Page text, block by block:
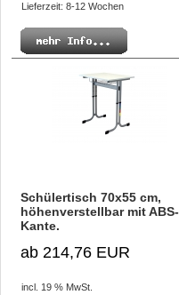
Lieferzeit: 8-12 Wochen
Schülertisch 70x55 cm,
höhenverstellbar mit ABS-
Kante.
ab 214,76 EUR
incl. 19 % MwSt.